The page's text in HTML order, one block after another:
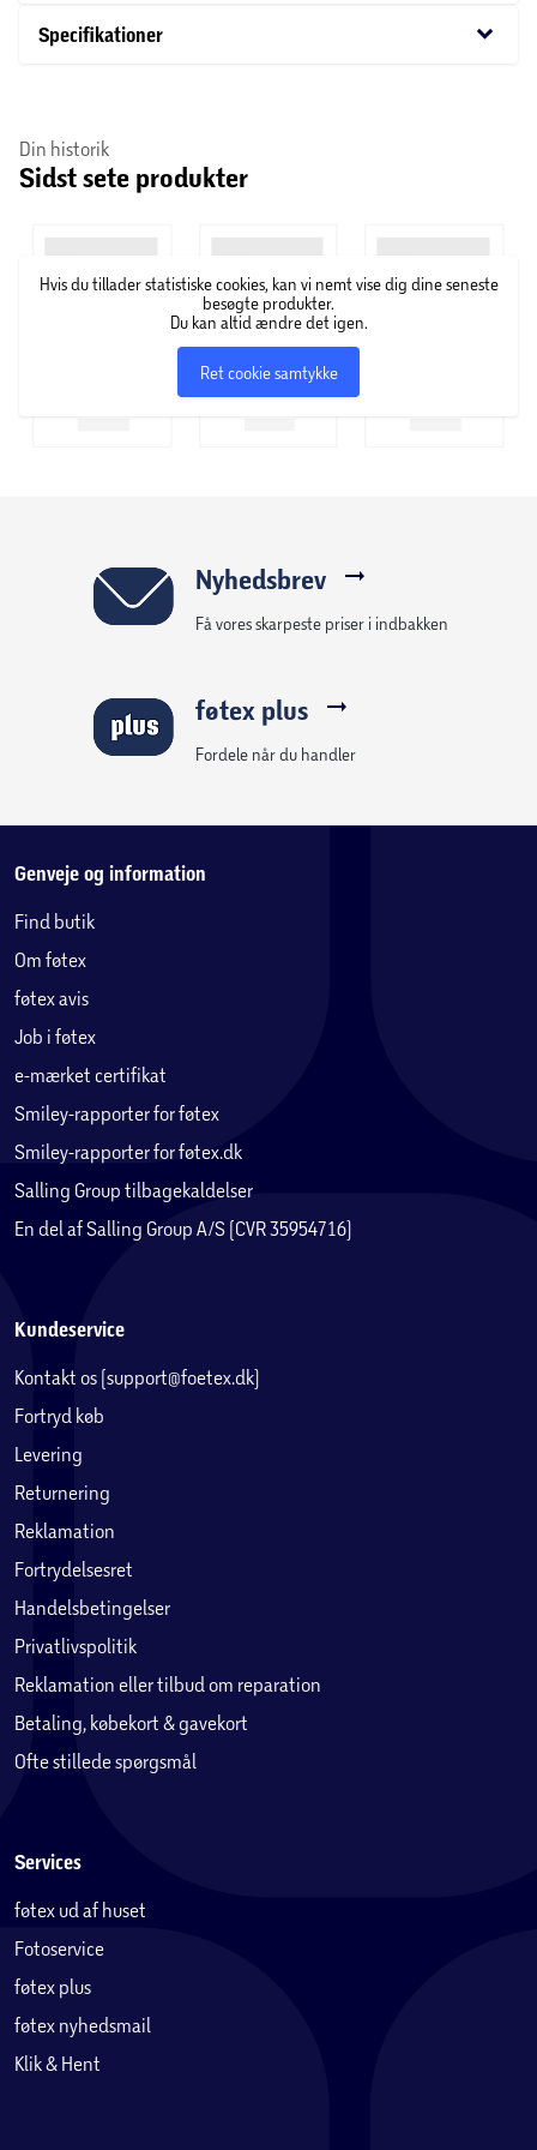
Produceret i Sverige.
Specifikationer keyboard_arrow_down
Din historik
Sidst sete produkter
Hvis du tillader statistiske cookies, kan vi nemt vise dig dine seneste
besøgte produkter.
Du kan altid ændre det igen.
Ret cookie samtykke
Nyhedsbrev
Få vores skarpeste priser i indbakken
føtex plus
Fordele når du handler
Genveje og information
Find butik
Om føtex
føtex avis
Job i føtex
e-mærket certifikat
Smiley-rapporter for føtex
Smiley-rapporter for føtex.dk
Salling Group tilbagekaldelser
En del af Salling Group A/S (CVR 35954716)
Kundeservice
Kontakt os (support@foetex.dk)
Fortryd køb
Levering
Returnering
Reklamation
Fortrydelsesret
Handelsbetingelser
Privatlivspolitik
Reklamation eller tilbud om reparation
Betaling, købekort & gavekort
Ofte stillede spørgsmål
Services
føtex ud af huset
Fotoservice
føtex plus
føtex nyhedsmail
Klik & Hent